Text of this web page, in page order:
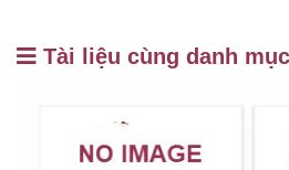
Tài liệu cùng danh